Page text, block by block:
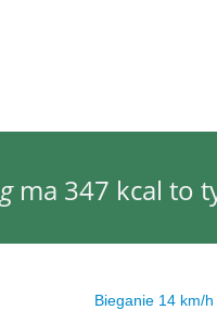
ma 347 kcal to
Bieganie 14 km/